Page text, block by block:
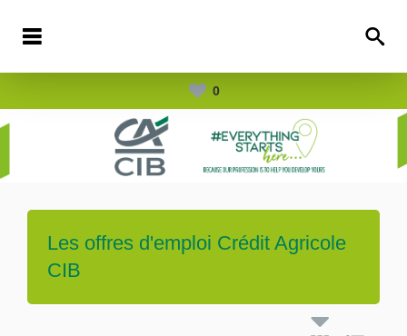
0
Les offres d'emploi Crédit Agricole
CIB